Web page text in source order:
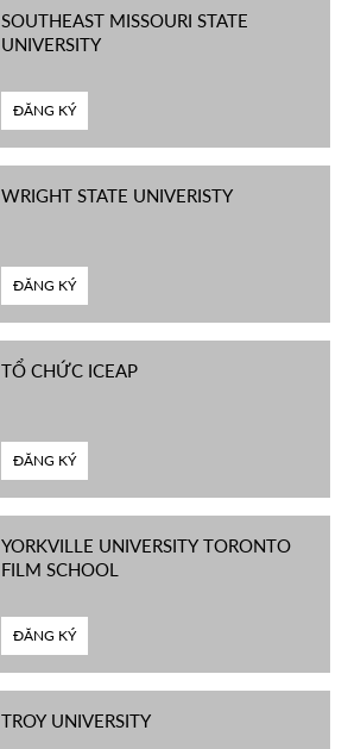
SOUTHEAST MISSOURI STATE
UNIVERSITY
ĐĂNG KÝ
WRIGHT STATE UNIVERISTY
ĐĂNG KÝ
TỔ CHỨC ICEAP
ĐĂNG KÝ
YORKVILLE UNIVERSITY TORONTO
FILM SCHOOL
ĐĂNG KÝ
TROY UNIVERSITY